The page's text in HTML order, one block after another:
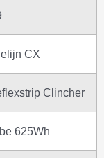
CX
Clincher
625Wh